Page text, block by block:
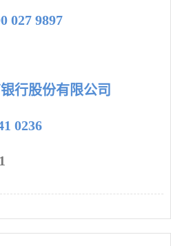
027 9897
行股份有限公司
0236